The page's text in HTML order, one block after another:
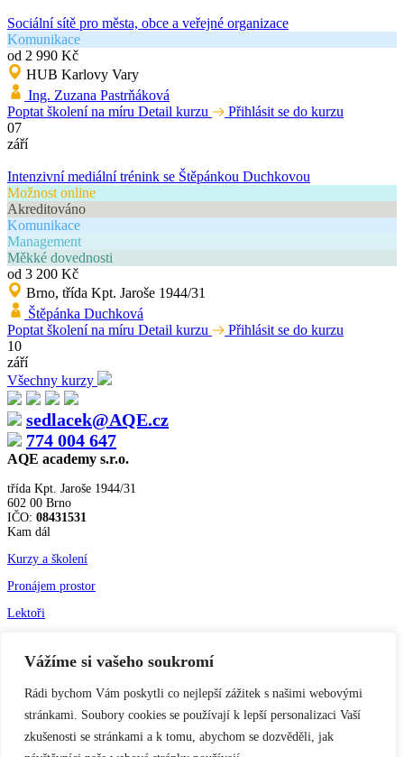
Vážíme si vašeho soukromí
Rádi bychom Vám poskytli co nejlepší zážitek s našimi webovými
stránkami. Soubory cookies se používají k lepší personalizaci Vaší
zkušenosti se stránkami a k tomu, abychom se dozvěděli, jak
Sociální sítě pro města, obce a veřejné organizace
Komunikace
od 2 990 Kč
HUB Karlovy Vary
Ing. Zuzana Pastrňáková
Poptat školení na míru Detail kurzu
Přihlásit se do kurzu
07
září
Intenzivní mediální trénink se Štěpánkou Duchkovou
Možnost online
Akreditováno
Komunikace
Management
Měkké dovednosti
od 3 200 Kč
Brno, třída Kpt. Jaroše 1944/31
Štěpánka Duchková
Poptat školení na míru Detail kurzu
Přihlásit se do kurzu
10
září
Všechny kurzy
sedlacek@AQE.cz
774 004 647
AQE academy s.r.o.
třída Kpt. Jaroše 1944/31
602 00 Brno
IČO: 08431531
Kam dál
Kurzy a školení
Pronájem prostor
Lektoři
Aktuality
Kontakt
Obchodní podmínky